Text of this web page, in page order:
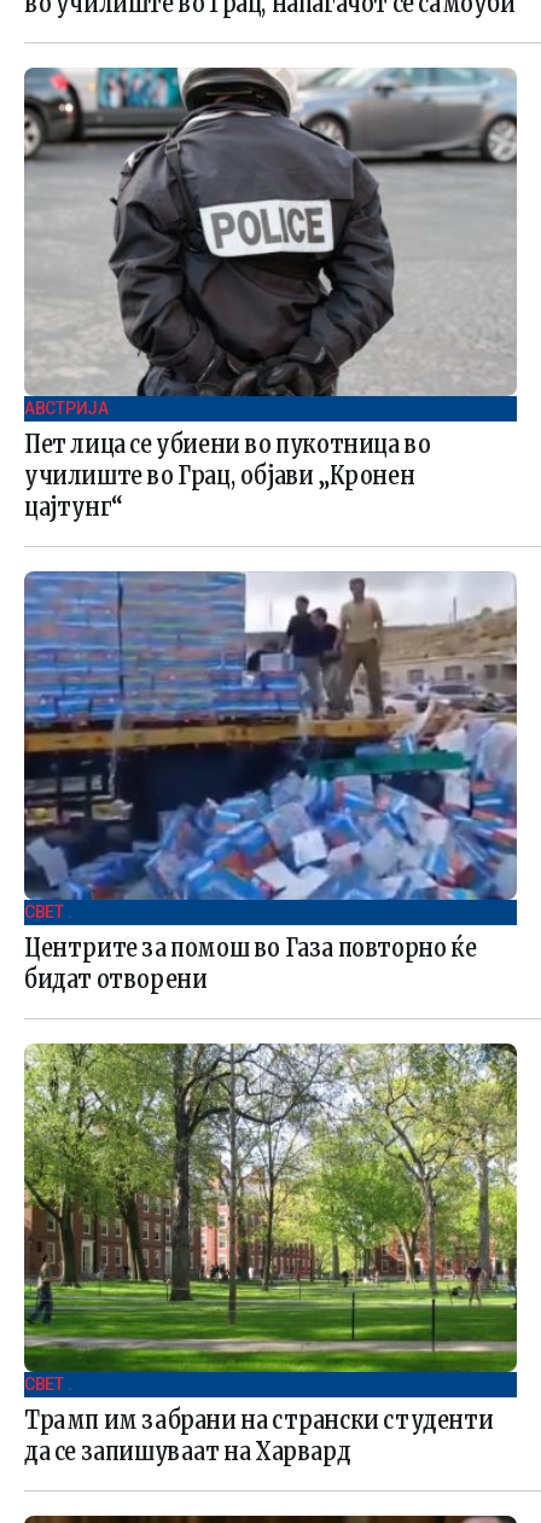
АВСТРИЈА
Пет лица се убиени во пукотница во
училиште во Грац, објави „Кронен
цајтунг“
СВЕТ .
Центрите за помош во Газа повторно ќе
бидат отворени
СВЕТ .
Трамп им забрани на странски студенти
да се запишуваат на Харвард